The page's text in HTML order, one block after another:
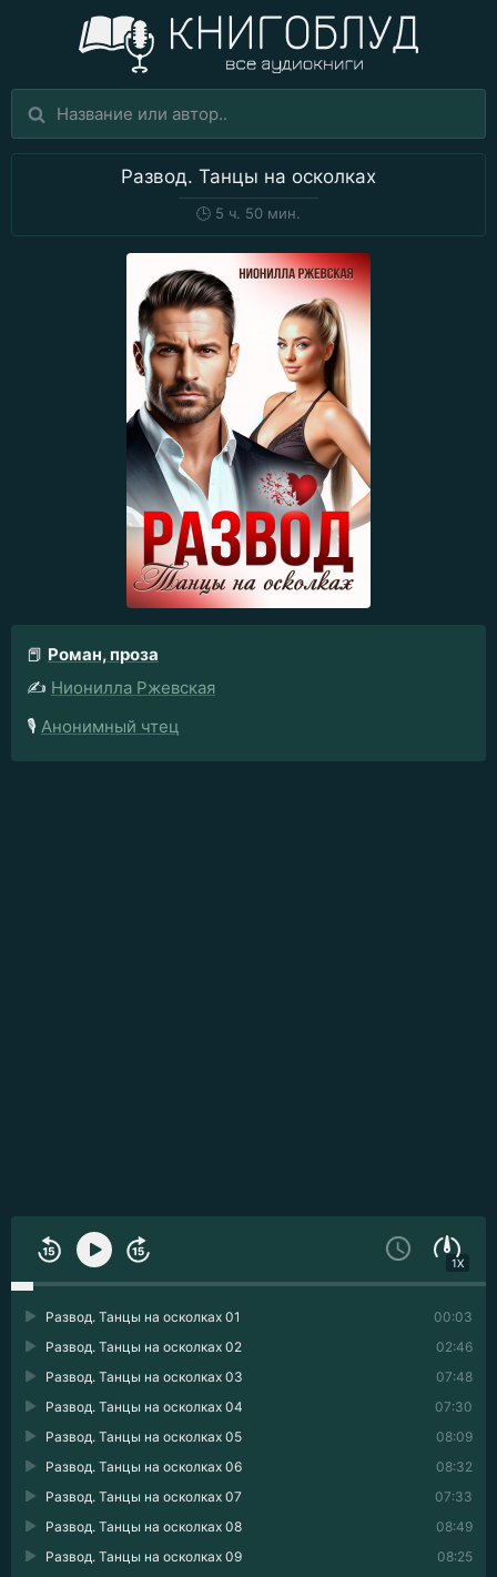
Развод. Танцы на осколках
🕒 5 ч. 50 мин.
📕 Роман, проза
✍️ Нионилла Ржевская
🎙️ Анонимный чтец
1X
00:03
Развод. Танцы на осколках 01
02:46
Развод. Танцы на осколках 02
07:48
Развод. Танцы на осколках 03
07:30
Развод. Танцы на осколках 04
08:09
Развод. Танцы на осколках 05
08:32
Развод. Танцы на осколках 06
07:33
Развод. Танцы на осколках 07
08:49
Развод. Танцы на осколках 08
08:25
Развод. Танцы на осколках 09